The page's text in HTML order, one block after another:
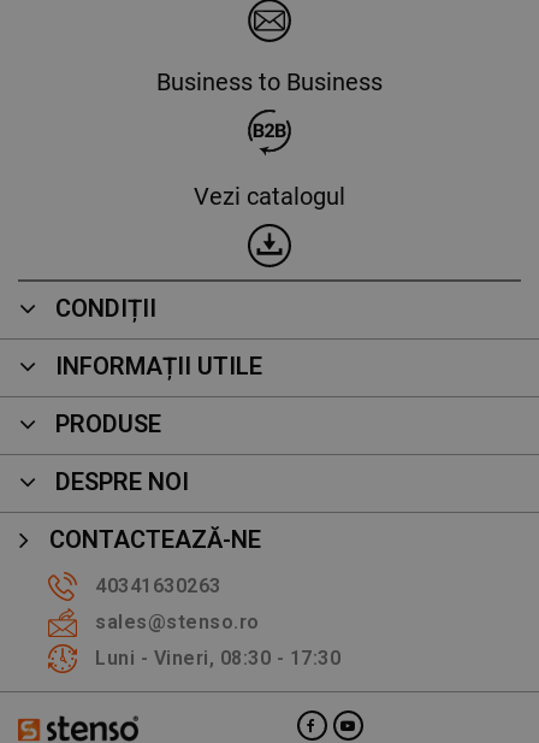
Business to Business
Vezi catalogul
CONDIȚII
INFORMAȚII UTILE
PRODUSE
DESPRE NOI
CONTACTEAZĂ-NE
40341630263
sales@stenso.ro
Luni - Vineri, 08:30 - 17:30